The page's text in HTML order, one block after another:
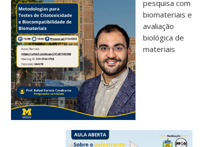
pesquisa com
biomateriais e
avaliação
biológica de
materiais